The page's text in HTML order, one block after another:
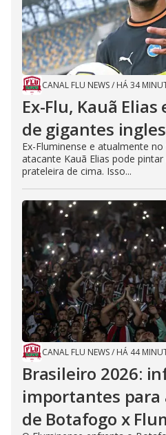
CANAL FLU NEWS/ HÁ 34
Ex-Flu, Kauã
de gigantes
Ex-Fluminense e atualmente
atacante Kauã Elias pode
prateleira de cima. Isso...
CANAL FLU NEWS/ HÁ 44
Brasileiro 2026:
importantes para
de Botafogo x